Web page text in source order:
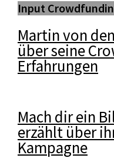
Input
Martin von
über seine
Erfahrungen
Mach dir ein
erzählt über
Kampagne